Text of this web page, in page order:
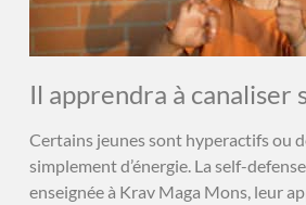
Il apprendra à canaliser
Certains jeunes sont hyperactifs ou
simplement d’énergie. La self-
enseignée à Krav Maga Mons, leur